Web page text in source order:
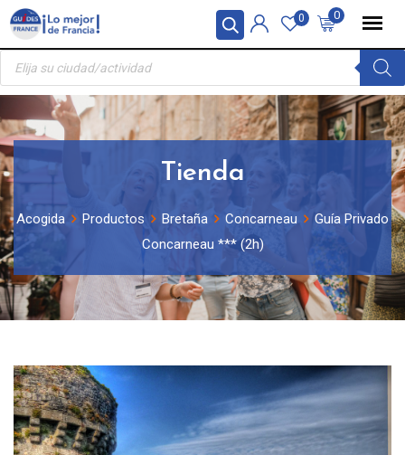
Panel de gestión de cookies
Skip
content
0
0
Búsqueda
productos
Tienda
Acogida Productos Bretaña Concarneau
Guía Privado
Concarneau *** (2h)